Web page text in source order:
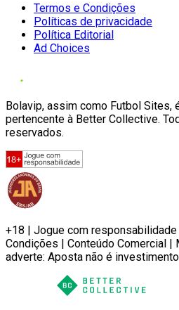
Termos e Condições
Políticas de privacidade
Política Editorial
Ad Choices
Bolavip, assim como Futbol Sites,
pertencente à Better Collective.
reservados.
+18 | Jogue com
Condições | Conteúdo Comercial |
adverte: Aposta não é